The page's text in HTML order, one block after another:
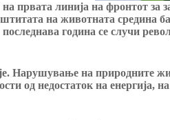
првата линија на фронтот за
на животната средина
година се случи
Нарушување на природните
од недостаток на енергија,